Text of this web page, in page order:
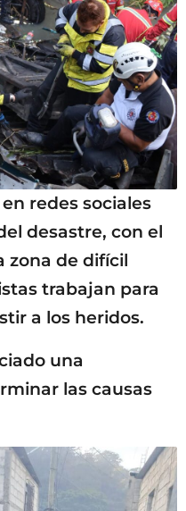
redes sociales
desastre, con el
zona de difícil
trabajan para
a los heridos.
una
las causas